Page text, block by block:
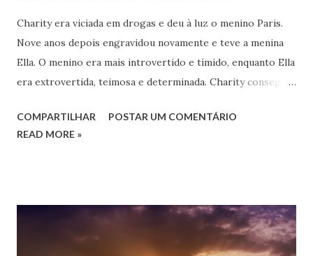
Charity era viciada em drogas e deu à luz o menino Paris.
Nove anos depois engravidou novamente e teve a menina
Ella. O menino era mais introvertido e tímido, enquanto Ella
era extrovertida, teimosa e determinada. Charity conseguiu
Paris tinha 12 anos e Ella 3, teve uma recaída (por seis
meses) com cocaína. Foi difícil para Paris perceber que sua
emergência local. Paris disse à polícia que estava dormindo
e que, ao acordar, viu que Ella tinha se transformado em um
COMPARTILHAR
POSTAR UM COMENTÁRIO
READ MORE »